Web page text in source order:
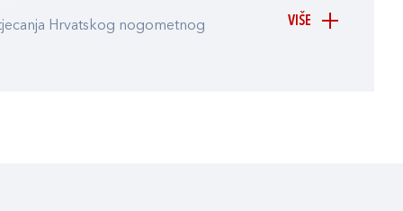
VIŠE
Hrvatskog nogometnog